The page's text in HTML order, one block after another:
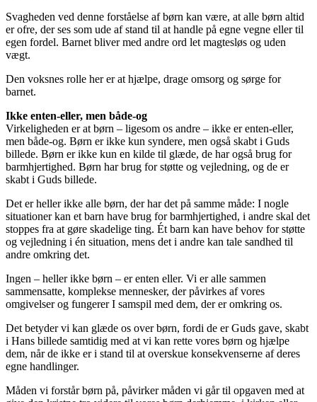
Svagheden ved denne forståelse af børn kan være, at alle børn altid
er ofre, der ses som ude af stand til at handle på egne vegne eller til
egen fordel. Barnet bliver med andre ord let magtesløs og uden
vægt.
Den voksnes rolle her er at hjælpe, drage omsorg og sørge for
barnet.
Ikke enten-eller, men både-og
Virkeligheden er at børn – ligesom os andre – ikke er enten-eller,
men både-og. Børn er ikke kun syndere, men også skabt i Guds
billede. Børn er ikke kun en kilde til glæde, de har også brug for
barmhjertighed. Børn har brug for støtte og vejledning, og de er
skabt i Guds billede.
Det er heller ikke alle børn, der har det på samme måde: I nogle
situationer kan et barn have brug for barmhjertighed, i andre skal det
stoppes fra at gøre skadelige ting. Ét barn kan have behov for støtte
og vejledning i én situation, mens det i andre kan tale sandhed til
andre omkring det.
Ingen – heller ikke børn – er enten eller. Vi er alle sammen
sammensatte, komplekse mennesker, der påvirkes af vores
omgivelser og fungerer I samspil med dem, der er omkring os.
Det betyder vi kan glæde os over børn, fordi de er Guds gave, skabt
i Hans billede samtidig med at vi kan rette vores børn og hjælpe
dem, når de ikke er i stand til at overskue konsekvenserne af deres
egne handlinger.
Måden vi forstår børn på, påvirker måden vi går til opgaven med at